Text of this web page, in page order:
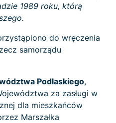
1989 roku, którą
do wręczenia
samorządu
Podlaskiego,
za zasługi w
dla mieszkańców
Marszałka